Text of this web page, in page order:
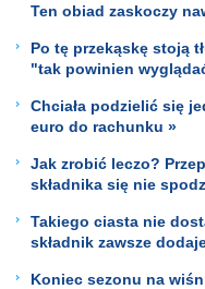
Ten obiad zaskoczy
Po tę przekąskę stoją
"tak powinien
Chciała podzielić się
euro do rachunku »
Jak zrobić leczo?
składnika się nie
Takiego ciasta nie
składnik zawsze
Koniec sezonu na